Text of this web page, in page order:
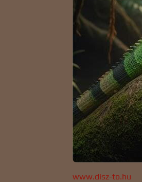
www.disz-to.hu